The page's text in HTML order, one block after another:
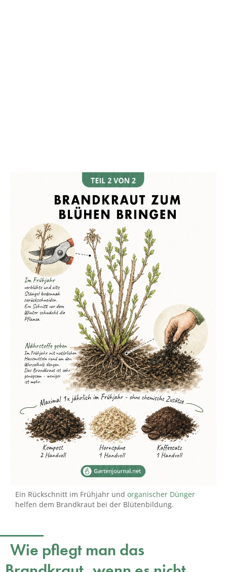
Ein Rückschnitt im Frühjahr und organischer Dünger
helfen dem Brandkraut bei der Blütenbildung.
Wie pflegt man das